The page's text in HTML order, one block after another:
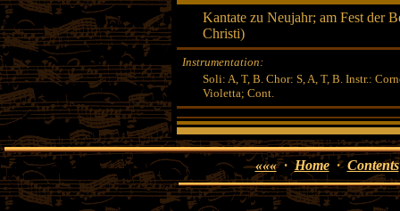
Kantate zu Neujahr; am Fest der
Christi)
Instrumentation:
Soli: A, T, B. Chor: S, A, T, B. Instr.:
Violetta; Cont.
«««·Home· Contents